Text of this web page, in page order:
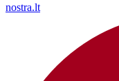
nostra.lt